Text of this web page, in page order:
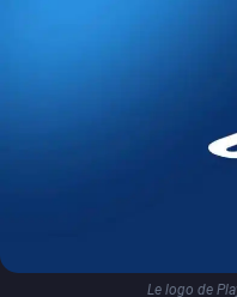
Le logo de